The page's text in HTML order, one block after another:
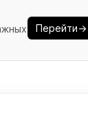
Перейти→